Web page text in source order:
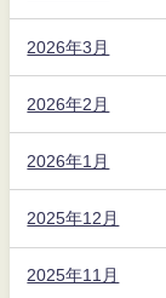
2026年3月
2026年2月
2026年1月
2025年12月
2025年11月